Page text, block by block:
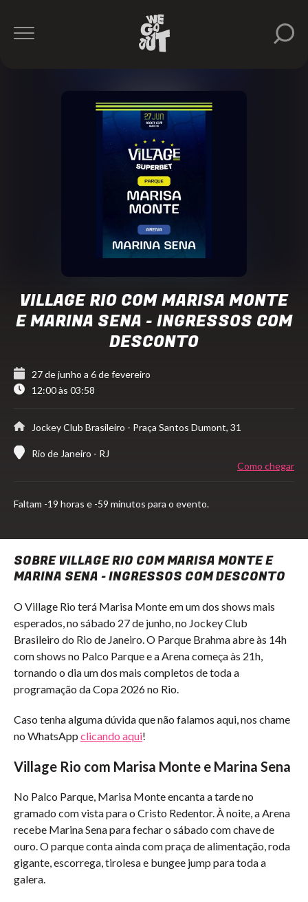
Village
https://www.instagram.com/village.rio/
VILLAGE RIO COM MARISA MONTE
E MARINA SENA - INGRESSOS COM
DESCONTO
27 de junho a 6 de fevereiro
12:00 às 03:58
Jockey Club Brasileiro - Praça Santos Dumont, 31
Rio de Janeiro - RJ
Como chegar
Faltam -19 horas e -59 minutos para o evento.
SOBRE VILLAGE RIO COM MARISA MONTE E
MARINA SENA - INGRESSOS COM DESCONTO
O Village Rio terá Marisa Monte em um dos shows mais
esperados, no sábado 27 de junho, no Jockey Club
Brasileiro do Rio de Janeiro. O Parque Brahma abre às 14h
com shows no Palco Parque e a Arena começa às 21h,
tornando o dia um dos mais completos de toda a
programação da Copa 2026 no Rio.
Caso tenha alguma dúvida que não falamos aqui, nos chame
no WhatsApp clicando aqui!
Village Rio com Marisa Monte e Marina Sena
No Palco Parque, Marisa Monte encanta a tarde no
gramado com vista para o Cristo Redentor. À noite, a Arena
recebe Marina Sena para fechar o sábado com chave de
ouro. O parque conta ainda com praça de alimentação, roda
gigante, escorrega, tirolesa e bungee jump para toda a
galera.